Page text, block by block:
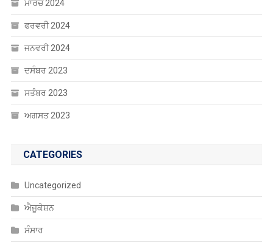
ਮਾਰਚ 2024
ਫਰਵਰੀ 2024
ਜਨਵਰੀ 2024
ਦਸੰਬਰ 2023
ਸਤੰਬਰ 2023
ਅਗਸਤ 2023
CATEGORIES
Uncategorized
ਐਜੂਕੇਸ਼ਨ
ਸੰਸਾਰ